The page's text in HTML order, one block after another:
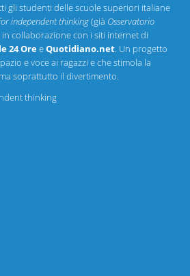
gli studenti delle scuole superiori italiane
independent thinking(già Osservatorio
in collaborazione con i siti internet di
24 OreeQuotidiano.net. Un progetto
e voce ai ragazzi e che stimola la
soprattutto il divertimento.
thinking